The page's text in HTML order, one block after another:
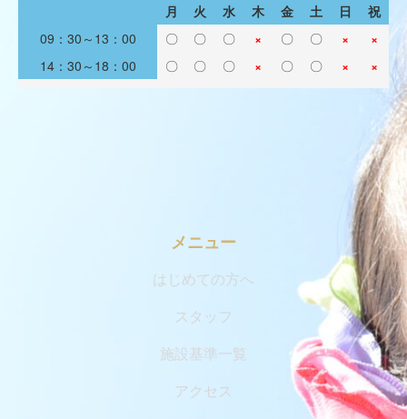
月 火 水 木 金 土 日
祝
09：30～13：00
〇 〇 〇 × 〇 〇 ×
×
14：30～18：00
〇 〇 〇 × 〇 〇 × ×
メニュー
はじめての方へ
スタッフ
施設基準一覧
アクセス